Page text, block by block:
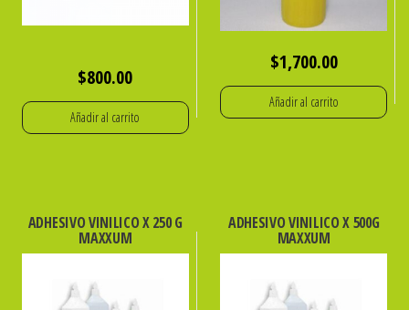
$800.00
Añadir al carrito
$1,700.00
Añadir al carrito
ADHESIVO VINILICO X 250 G
MAXXUM
ADHESIVO VINILICO X 500G
MAXXUM